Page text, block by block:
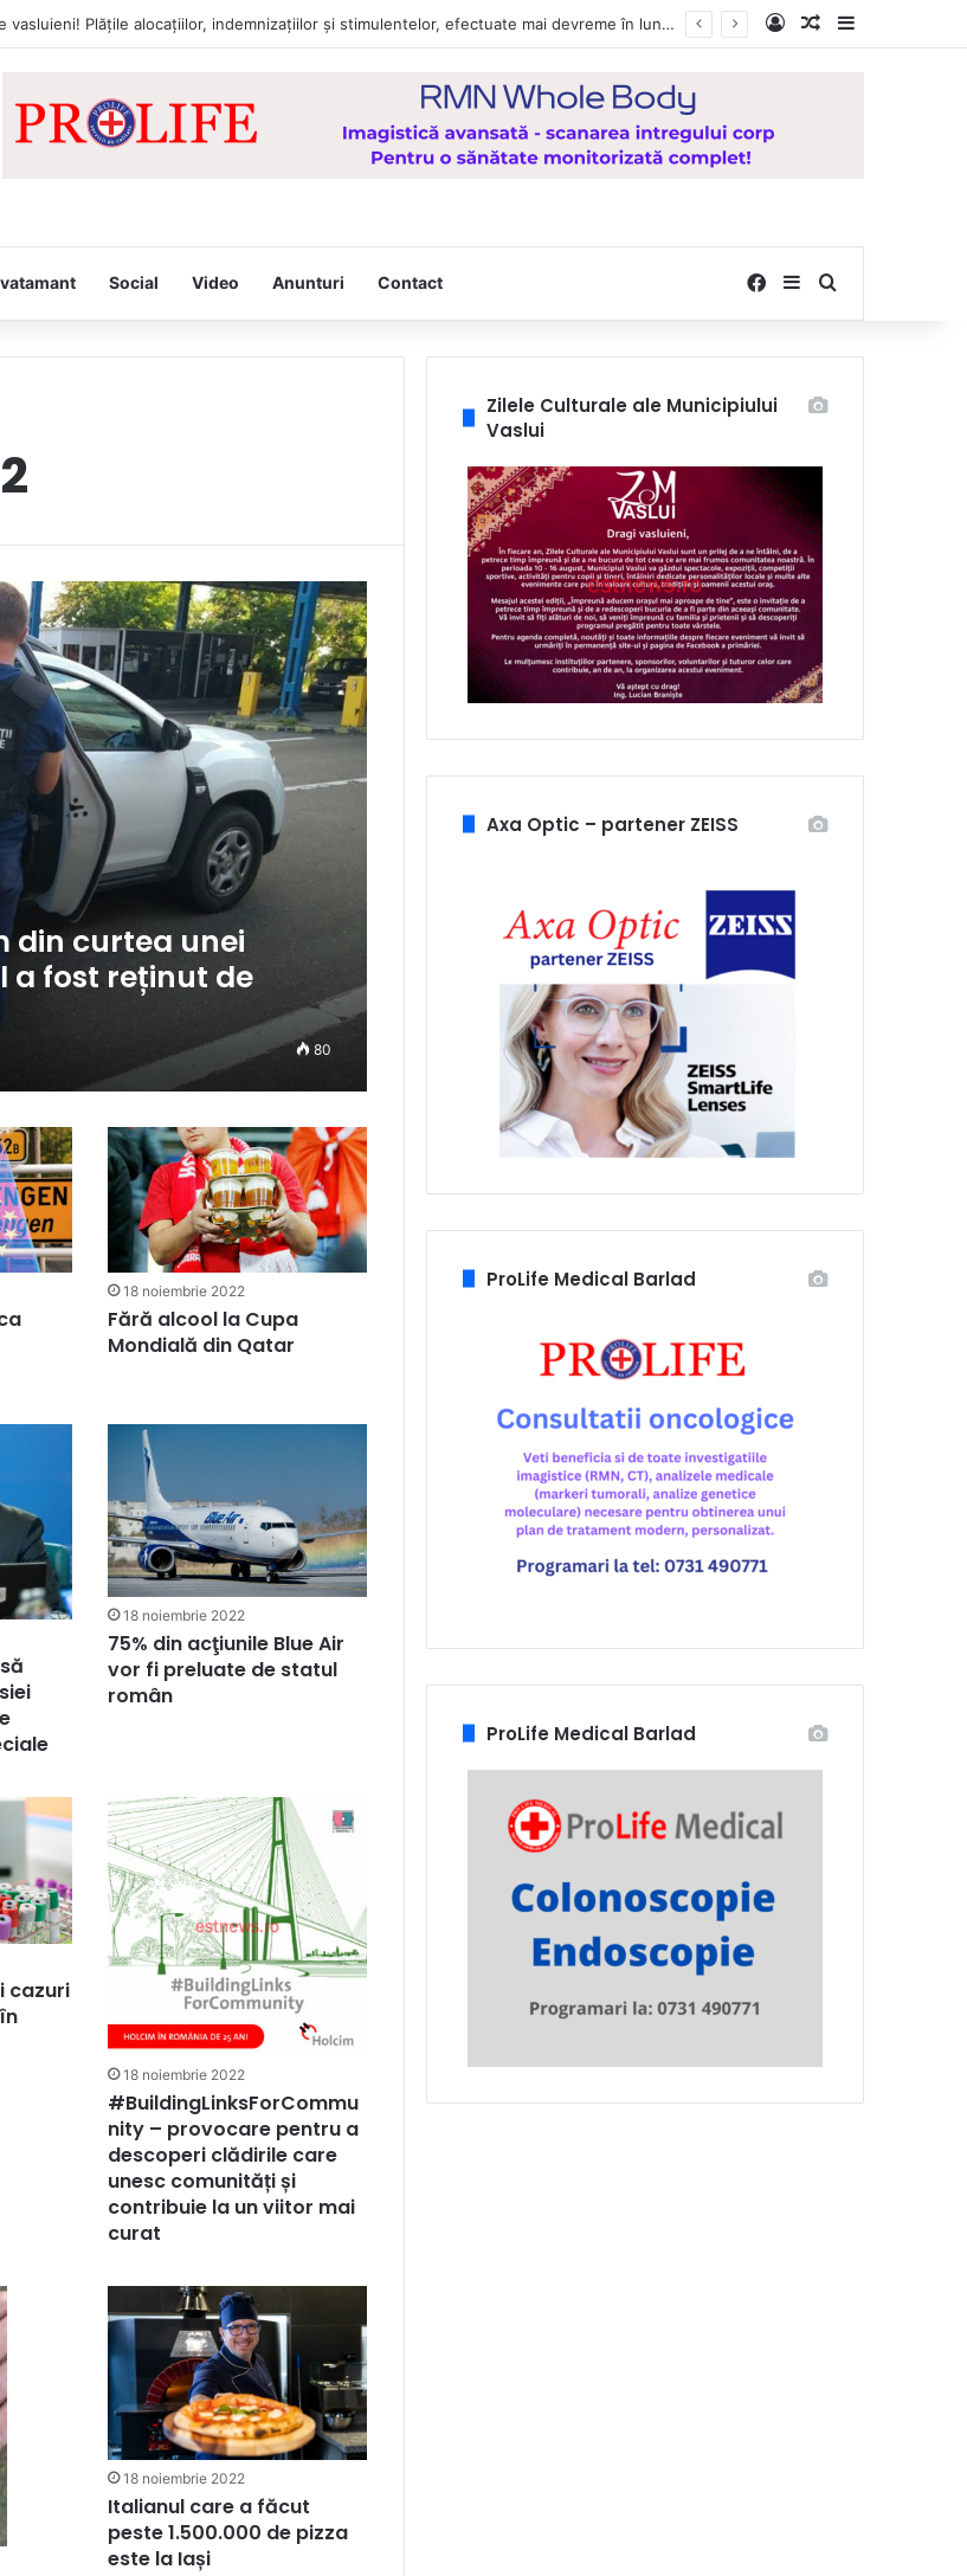
Icoana făcătoare de minuni a Maicii Domnului, de la Mănăstirea Hadâmbu Log InRandom Article
Social Video Anunturi Contact Facebook
SidebarSearch for
din curtea unei
a fost reținut de
80
18 noiembrie 2022
Fără alcool la Cupa
Mondială din Qatar
18 noiembrie 2022
75% din acţiunile Blue Air
vor fi preluate de statul
român
cazuri
18 noiembrie 2022
#BuildingLinksForCommu
nity – provocare pentru a
descoperi clădirile care
unesc comunități și
contribuie la un viitor mai
curat
18 noiembrie 2022
Italianul care a făcut
peste 1.500.000 de pizza
este la Iași
Zilele Culturale ale Municipiului
Vaslui
Axa Optic – partener ZEISS
ProLife Medical Barlad
ProLife Medical Barlad